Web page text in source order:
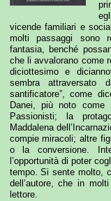
vicende familiari e
molti passaggi sono
fantasia, benché
che li avvalorano come
diciottesimo e
sembra attraversato
santificatore”, come
Danei, più noto
Passionisti; la
Maddalena
compie miracoli; altre
o la conversione.
l’opportunità di poter
tempo. Si sente molto,
dell’autore, che in
lettore.